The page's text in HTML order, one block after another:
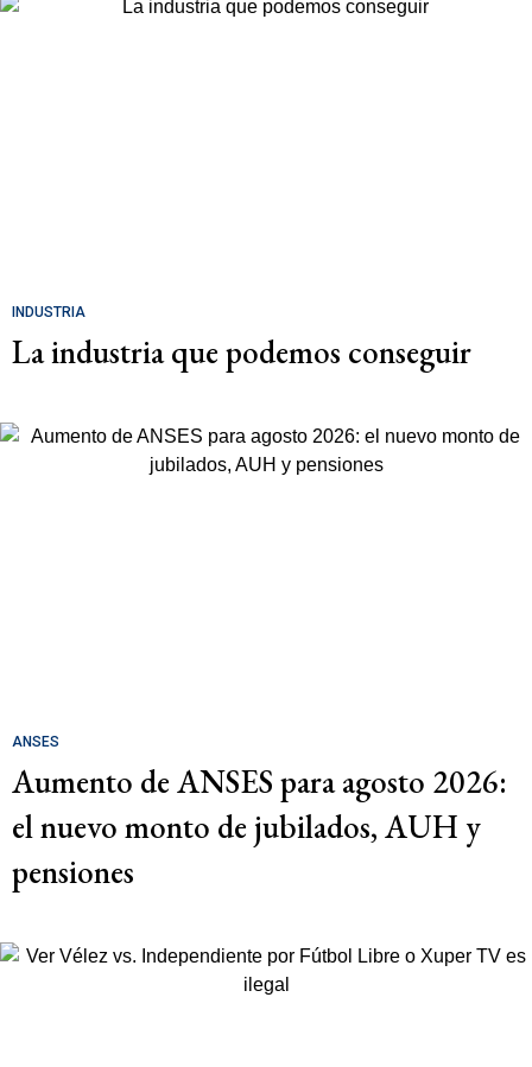
INDUSTRIA
La industria que podemos conseguir
ANSES
Aumento de ANSES para agosto 2026:
el nuevo monto de jubilados, AUH y
pensiones